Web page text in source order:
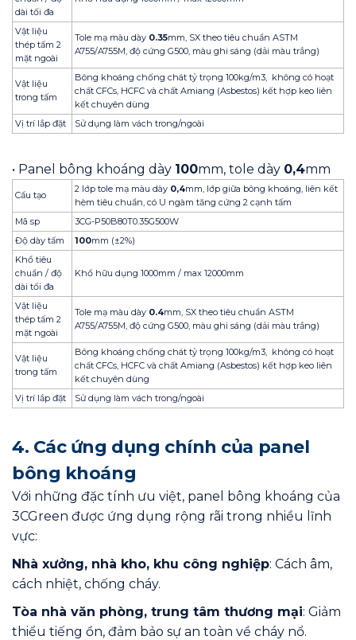
dài tối đa
Vật liệu
thép tấm 2
mặt ngoài
Tole mạ màu dày 0.35mm, SX theo tiêu chuẩn ASTM
A755/A755M, độ cứng G500, màu ghi sáng (dải màu trắng)
Vật liệu
trong tấm
Bông khoáng chống chát tỷ trọng 100kg/m3, không có hoạt
chất CFCs, HCFC và chất Amiang (Asbestos) kết hợp keo liên
kết chuyên dùng
Vị trí lắp đặt
Sử dụng làm vách trong/ngoài
• Panel bông khoáng dày 100mm, tole dày 0,4mm
Cấu tạo
2 lớp tole mạ màu dày 0,4mm, lớp giữa bông khoáng, liên kết
hèm tiêu chuẩn, có U ngàm tăng cứng 2 cạnh tấm
Mã sp
3CG-P50B80T0.35G500W
Độ dày tấm
100mm (±2%)
Khổ tiêu
chuẩn / độ
dài tối đa
Khổ hữu dụng 1000mm / max 12000mm
Vật liệu
thép tấm 2
mặt ngoài
Tole mạ màu dày 0.4mm, SX theo tiêu chuẩn ASTM
A755/A755M, độ cứng G500, màu ghi sáng (dải màu trắng)
Vật liệu
trong tấm
Bông khoáng chống chát tỷ trọng 100kg/m3, không có hoạt
chất CFCs, HCFC và chất Amiang (Asbestos) kết hợp keo liên
kết chuyên dùng
Vị trí lắp đặt
Sử dụng làm vách trong/ngoài
4. Các ứng dụng chính của panel
bông khoáng
Với những đặc tính ưu việt, panel bông khoáng của
3CGreen được ứng dụng rộng rãi trong nhiều lĩnh
vực:
Nhà xưởng, nhà kho, khu công nghiệp: Cách âm,
cách nhiệt, chống cháy.
Tòa nhà văn phòng, trung tâm thương mại: Giảm
thiểu tiếng ồn, đảm bảo sự an toàn về cháy nổ.